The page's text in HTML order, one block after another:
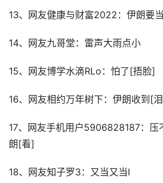
13、网友健康与财富2022：伊朗要当
14、网友九哥堂：雷声大雨点小
15、网友博学水滴RLo：怕了[捂脸]
16、网友相约万年树下：伊朗收到[
17、网友手机用户5906828187：压
朗[看]
18、网友知子罗3：又当又当l